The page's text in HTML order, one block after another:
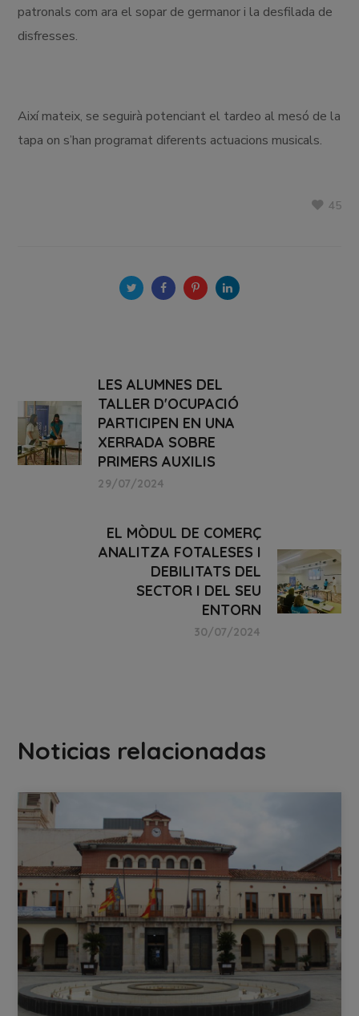
patronals com ara el sopar de germanor i la desfilada de
disfresses.
Així mateix, se seguirà potenciant el tardeo al mesó de la
tapa on s’han programat diferents actuacions musicals.
45
LES ALUMNES DEL
TALLER D'OCUPACIÓ
PARTICIPEN EN UNA
XERRADA SOBRE
PRIMERS AUXILIS
29/07/2024
EL MÒDUL DE COMERÇ
ANALITZA FOTALESES I
DEBILITATS DEL
SECTOR I DEL SEU
ENTORN
30/07/2024
Noticias relacionadas